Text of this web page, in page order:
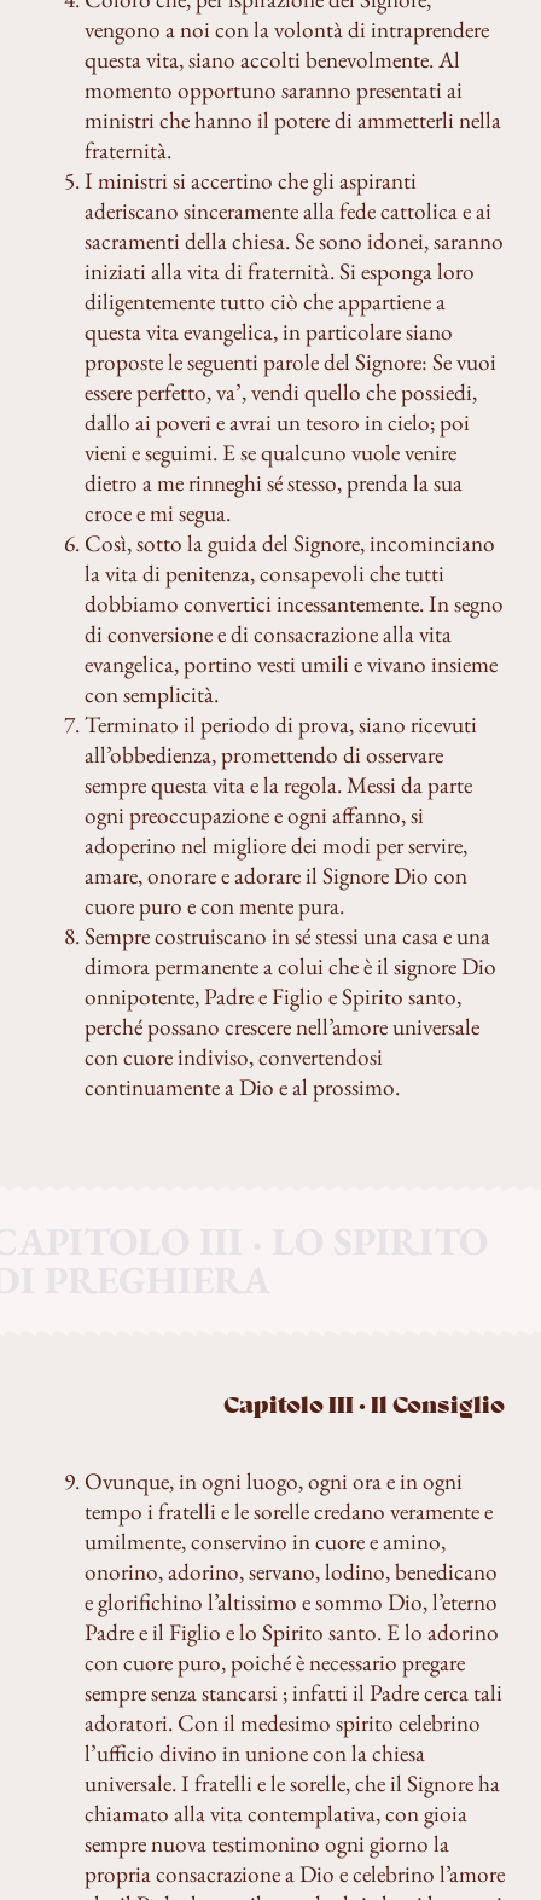
vengono a noi con la volontà di intraprendere
questa vita, siano accolti benevolmente. Al
momento opportuno saranno presentati ai
ministri che hanno il potere di ammetterli nella
fraternità.
I ministri si accertino che gli aspiranti
aderiscano sinceramente alla fede cattolica e ai
sacramenti della chiesa. Se sono idonei, saranno
iniziati alla vita di fraternità. Si esponga loro
diligentemente tutto ciò che appartiene a
questa vita evangelica, in particolare siano
proposte le seguenti parole del Signore: Se vuoi
essere perfetto, va’, vendi quello che possiedi,
dallo ai poveri e avrai un tesoro in cielo; poi
vieni e seguimi. E se qualcuno vuole venire
dietro a me rinneghi sé stesso, prenda la sua
croce e mi segua.
Così, sotto la guida del Signore, incominciano
la vita di penitenza, consapevoli che tutti
dobbiamo convertici incessantemente. In segno
di conversione e di consacrazione alla vita
evangelica, portino vesti umili e vivano insieme
con semplicità.
Terminato il periodo di prova, siano ricevuti
all’obbedienza, promettendo di osservare
sempre questa vita e la regola. Messi da parte
ogni preoccupazione e ogni affanno, si
adoperino nel migliore dei modi per servire,
amare, onorare e adorare il Signore Dio con
cuore puro e con mente pura.
Sempre costruiscano in sé stessi una casa e una
dimora permanente a colui che è il signore Dio
onnipotente, Padre e Figlio e Spirito santo,
perché possano crescere nell’amore universale
con cuore indiviso, convertendosi
continuamente a Dio e al prossimo.
Capitolo III · Il Consiglio
Ovunque, in ogni luogo, ogni ora e in ogni
tempo i fratelli e le sorelle credano veramente e
umilmente, conservino in cuore e amino,
onorino, adorino, servano, lodino, benedicano
e glorifichino l’altissimo e sommo Dio, l’eterno
Padre e il Figlio e lo Spirito santo. E lo adorino
con cuore puro, poiché è necessario pregare
sempre senza stancarsi ; infatti il Padre cerca tali
adoratori. Con il medesimo spirito celebrino
l’ufficio divino in unione con la chiesa
universale. I fratelli e le sorelle, che il Signore ha
chiamato alla vita contemplativa, con gioia
sempre nuova testimonino ogni giorno la
propria consacrazione a Dio e celebrino l’amore